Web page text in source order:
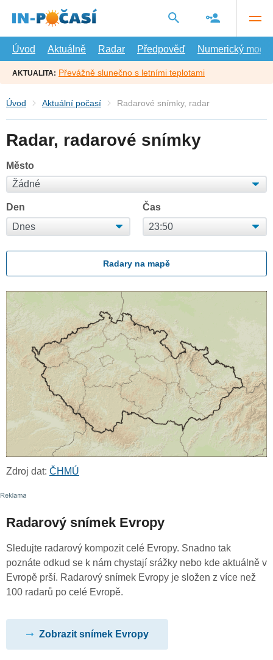
hlavní
Úvod
Aktuálně Radar Předpověď Numerický model
AKTUALITA: Převážně slunečno s letními teplotami
Úvod Aktuální počasí Radarové snímky, radar
Radar, radarové snímky
Město
Den Čas
Radary na mapě
Zdroj dat: ČHMÚ
Radarový snímek Evropy
Sledujte radarový kompozit celé Evropy. Snadno tak
poznáte odkud se k nám chystají srážky nebo kde aktuálně v
Evropě prší. Radarový snímek Evropy je složen z více než
100 radarů po celé Evropě.
Zobrazit snímek Evropy